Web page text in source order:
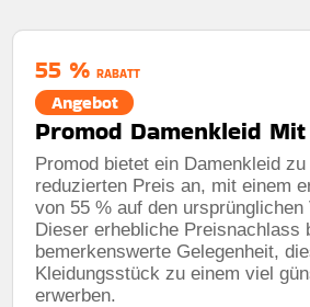
55 % RABATT
Angebot
Promod Damenkleid
Promod bietet ein Damenkleid zu
reduzierten Preis an, mit einem
von 55 % auf den ursprünglichen
Dieser erhebliche Preisnachlass
bemerkenswerte Gelegenheit,
Kleidungsstück zu einem viel
erwerben.